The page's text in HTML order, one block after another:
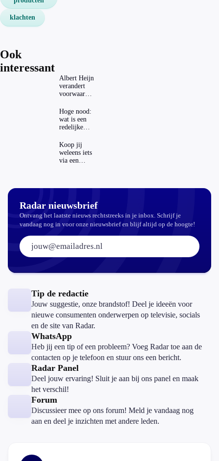
klachten
Ook
interessant
Albert Heijn
verandert
voorwaarden
mag dat
zomaar?
Hoge nood:
wat is een
redelijke
een
openbaar
toilet?
Koop jij
weleens iets
via een
Radar nieuwsbrief
Ontvang het laatste nieuws rechtstreeks in je inbox. Schrijf je
vandaag nog in voor onze nieuwsbrief en blijf altijd op de hoogte!
E-mailadres:
Tip de redactie
Jouw suggestie, onze brandstof! Deel je ideeën voor
nieuwe consumenten onderwerpen op televisie, socials
en de site van Radar.
WhatsApp
Heb jij een tip of een probleem? Voeg Radar toe aan de
contacten op je telefoon en stuur ons een bericht.
Radar Panel
Deel jouw ervaring! Sluit je aan bij ons panel en maak
het verschil!
Forum
Discussieer mee op ons forum! Meld je vandaag nog
aan en deel je inzichten met andere leden.